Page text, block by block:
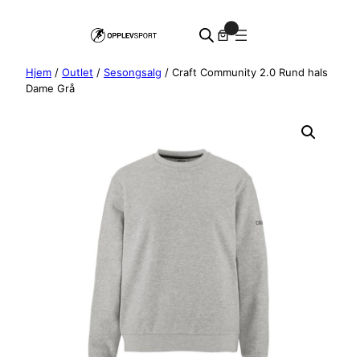
Hjem / Outlet / Sesongsalg / Craft Community 2.0 Rund hals
Dame Grå